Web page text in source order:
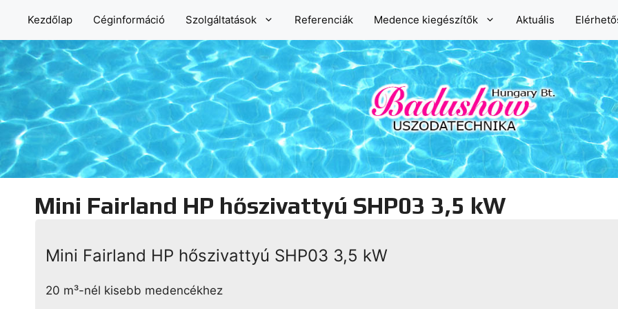
tartalomba
Kezdőlap Céginformáció Szolgáltatások Referenciák Medence kiegészítők Aktuális
Mini Fairland HP hőszivattyú SHP03 3,5 kW
Mini Fairland HP hőszivattyú SHP03 3,5 kW
20 m³-nél kisebb medencékhez